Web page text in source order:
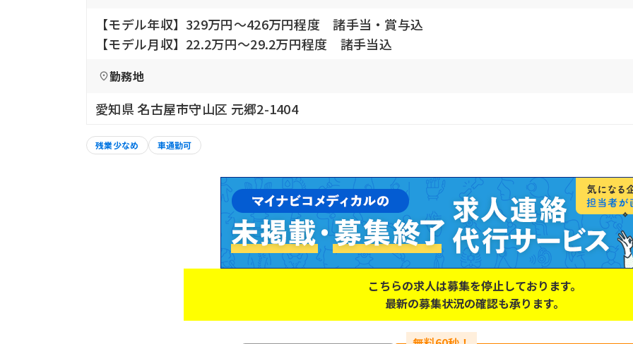
【モデル年収】329万円〜426万円程度 諸手当・賞与込
【モデル月収】22.2万円〜29.2万円程度 諸手当込
勤務地
愛知県 名古屋市守山区 元郷2-1404
残業少なめ 車通勤可
こちらの求人は募集を停止しております。
最新の募集状況の確認も承ります。